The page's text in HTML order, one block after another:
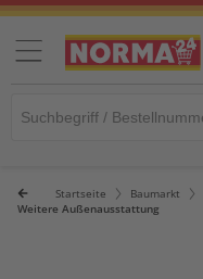
Startseite Baumarkt
Weitere Außenausstattung